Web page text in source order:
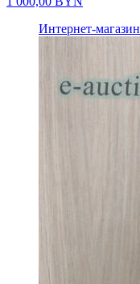
Интернет-магазин